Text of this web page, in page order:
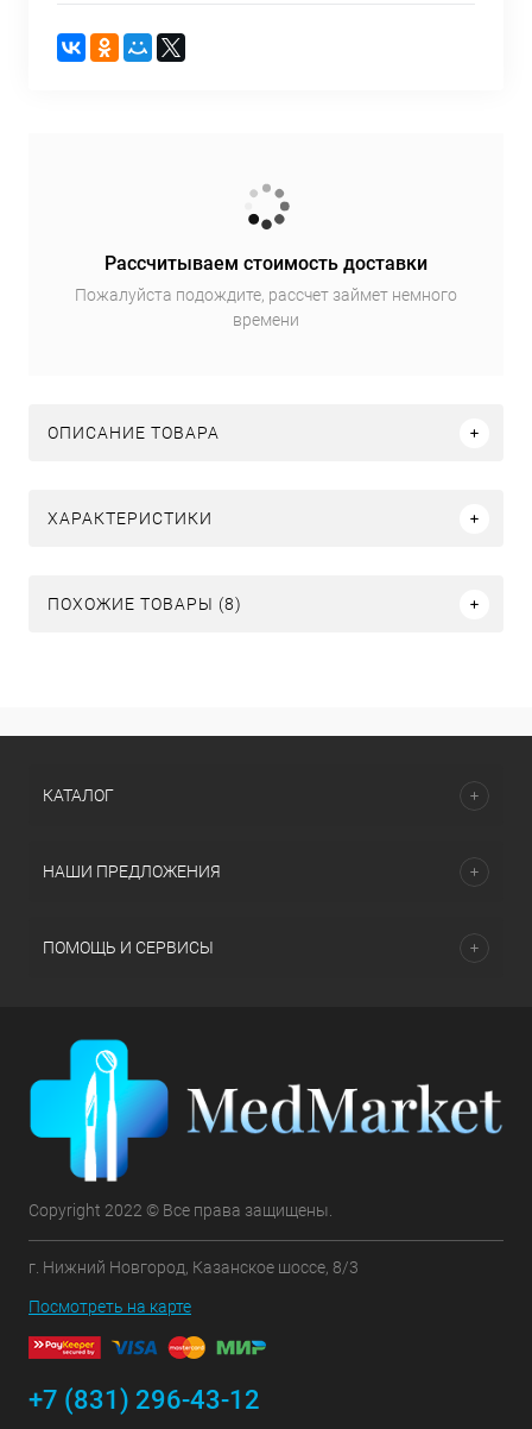
Рассчитываем стоимость доставки
Пожалуйста подождите, рассчет займет немного
времени
ОПИСАНИЕ ТОВАРА
ХАРАКТЕРИСТИКИ
ПОХОЖИЕ ТОВАРЫ (8)
КАТАЛОГ
НАШИ ПРЕДЛОЖЕНИЯ
ПОМОЩЬ И СЕРВИСЫ
Copyright 2022 © Все права защищены.
г. Нижний Новгород, Казанское шоссе, 8/3
Посмотреть на карте
+7 (831) 296-43-12